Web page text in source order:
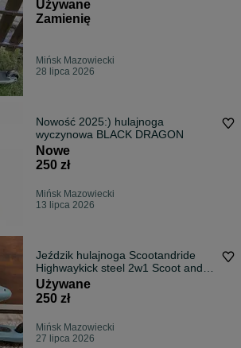
Używane
Zamienię
Mińsk Mazowiecki
28 lipca 2026
Nowość 2025:) hulajnoga
wyczynowa BLACK DRAGON
Nowe
250 zł
Mińsk Mazowiecki
13 lipca 2026
Jeździk hulajnoga Scootandride
Highwaykick steel 2w1 Scoot and
Ride stan bardzo dobry
Używane
250 zł
Mińsk Mazowiecki
27 lipca 2026